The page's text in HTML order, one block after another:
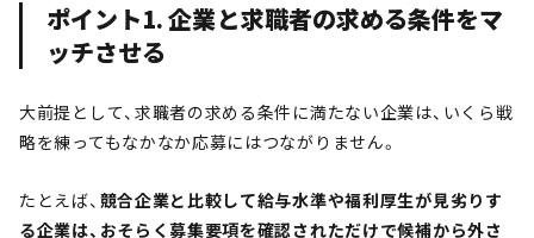
ポイント1. 企業と求職者の求める条件をマ
ッチさせる
大前提として、求職者の求める条件に満たない企業は、いくら戦
略を練ってもなかなか応募にはつながりません。
たとえば、 競合企業と比較して給与水準や福利厚生が見劣りす
る企業は、おそらく募集要項を確認されただけで候補から外さ